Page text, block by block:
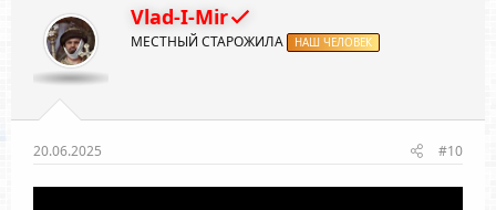
и
:
Vlad-I-Mir
МЕСТНЫЙ СТАРОЖИЛА НАШ ЧЕЛОВЕК
20.06.2025 #10